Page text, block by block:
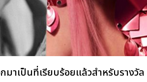
กมาเป็นที่เรียบร้อยแล้วสำหรับรา